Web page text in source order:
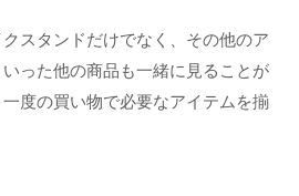
スタンドだけでなく、その他のア
った他の商品も一緒に見ることが
度の買い物で必要なアイテムを揃